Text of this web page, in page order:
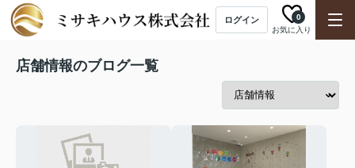
ログイン
お気に入り
0
店舗情報のブログ一覧